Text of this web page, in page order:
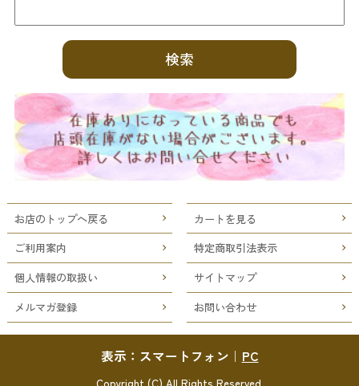
お店のトップへ戻る
カートを見る
ご利用案内
特定商取引法表示
個人情報の取扱い
サイトマップ
メルマガ登録
お問い合わせ
表示：スマートフォン｜ PC